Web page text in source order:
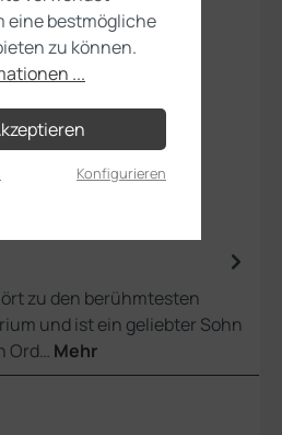
zu den berühmtesten
und ist ein geliebter Sohn
Ord… Mehr
eine bestmögliche
zu können.
...
Konfigurieren